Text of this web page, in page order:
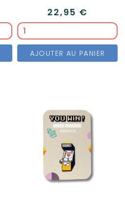
22,95 €
AJOUTER AU PANIER